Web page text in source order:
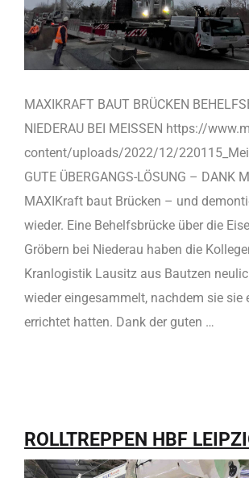
MAXIKRAFT BAUT BRÜCKEN
NIEDERAU BEI MEISSEN https://
content/uploads/2022/12/
GUTE ÜBERGANGS-LÖSUNG – DANK
MAXIKraft baut Brücken – und
wieder. Eine Behelfsbrücke über die
Gröbern bei Niederau haben die
Kranlogistik Lausitz aus Bautzen
wieder eingesammelt, nachdem sie sie
errichtet hatten. Dank der guten …
ROLLTREPPEN HBF